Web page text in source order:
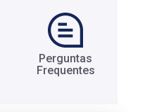
Perguntas
Frequentes​